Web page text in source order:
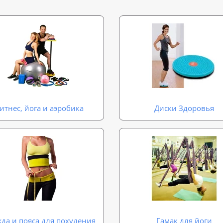
йога и аэробика Диски Здоровья
и пояса для похудения Гамак для йоги